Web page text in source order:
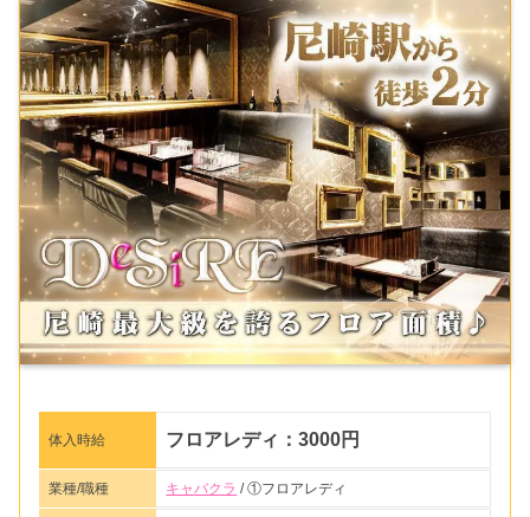
体入時給 フロアレディ：3000円
業種/職種 キャバクラ / ①フロアレディ